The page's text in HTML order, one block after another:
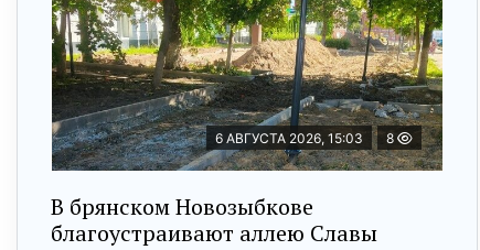
6 АВГУСТА 2026, 15:03 8
В брянском Новозыбкове
благоустраивают аллею Славы